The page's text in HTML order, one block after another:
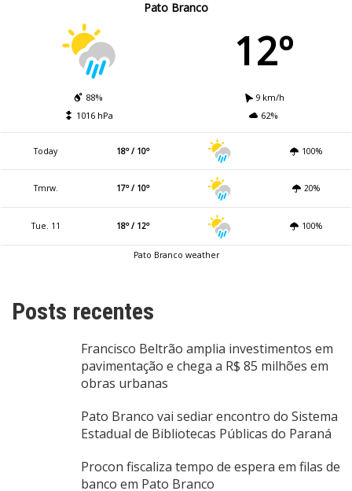
Pato Branco
12º
88%
9 km/h
1016 hPa
62%
Today 18º / 10º 100%
Tmrw. 17º / 10º 20%
Tue. 11 18º / 12º 100%
Pato Branco weather
Posts recentes
Francisco Beltrão amplia investimentos em
pavimentação e chega a R$ 85 milhões em
obras urbanas
Pato Branco vai sediar encontro do Sistema
Estadual de Bibliotecas Públicas do Paraná
Procon fiscaliza tempo de espera em filas de
banco em Pato Branco